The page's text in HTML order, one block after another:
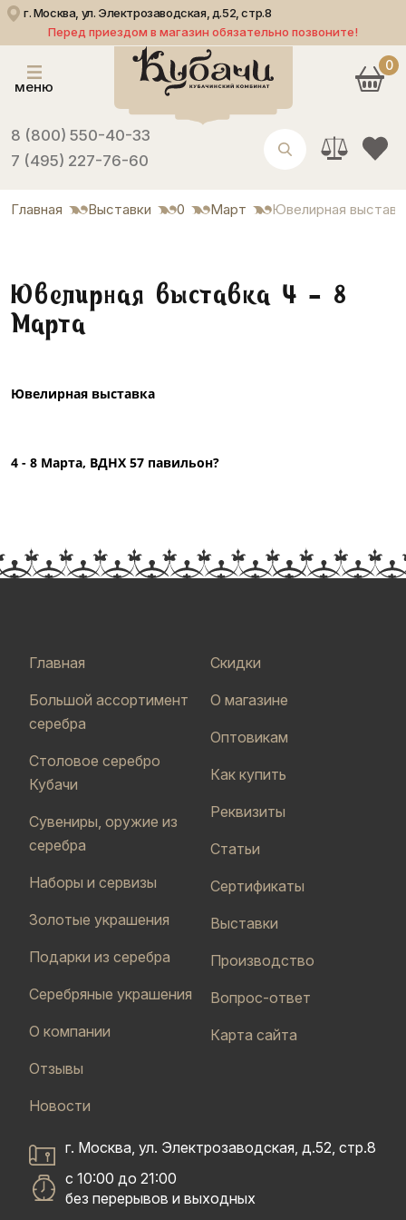
г. Москва, ул. Электрозаводская, д.52, стр.8
Перед приездом в магазин обязательно позвоните!
меню
8 (800) 550-40-33
7 (495) 227-76-60
0
Главная Выставки 0 Март Ювелирная
Ювелирная выставка 4 - 8
Марта
Ювелирная выставка
4 - 8 Марта, ВДНХ 57 павильон?
Главная
Большой ассортимент
серебра
Столовое серебро
Кубачи
Сувениры, оружие из
серебра
Наборы и сервизы
Золотые украшения
Подарки из серебра
Серебряные украшения
О компании
Отзывы
Новости
Скидки
О магазине
Оптовикам
Как купить
Реквизиты
Статьи
Сертификаты
Выставки
Производство
Вопрос-ответ
Карта сайта
г. Москва, ул. Электрозаводская, д.52, стр.8
с 10:00 до 21:00
без перерывов и выходных